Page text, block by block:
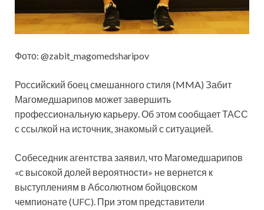
Фото: @zabit_magomedsharipov
Российский боец смешанного стиля (MMA) Забит
Магомедшарипов может завершить
профессиональную карьеру. Об этом сообщает ТАСС
с ссылкой на источник, знакомый с ситуацией.
Собеседник агентства заявил, что Магомедшарипов
«с высокой долей вероятности» не вернется к
выступлениям в Абсолютном бойцовском
чемпионате (UFC). При этом представители